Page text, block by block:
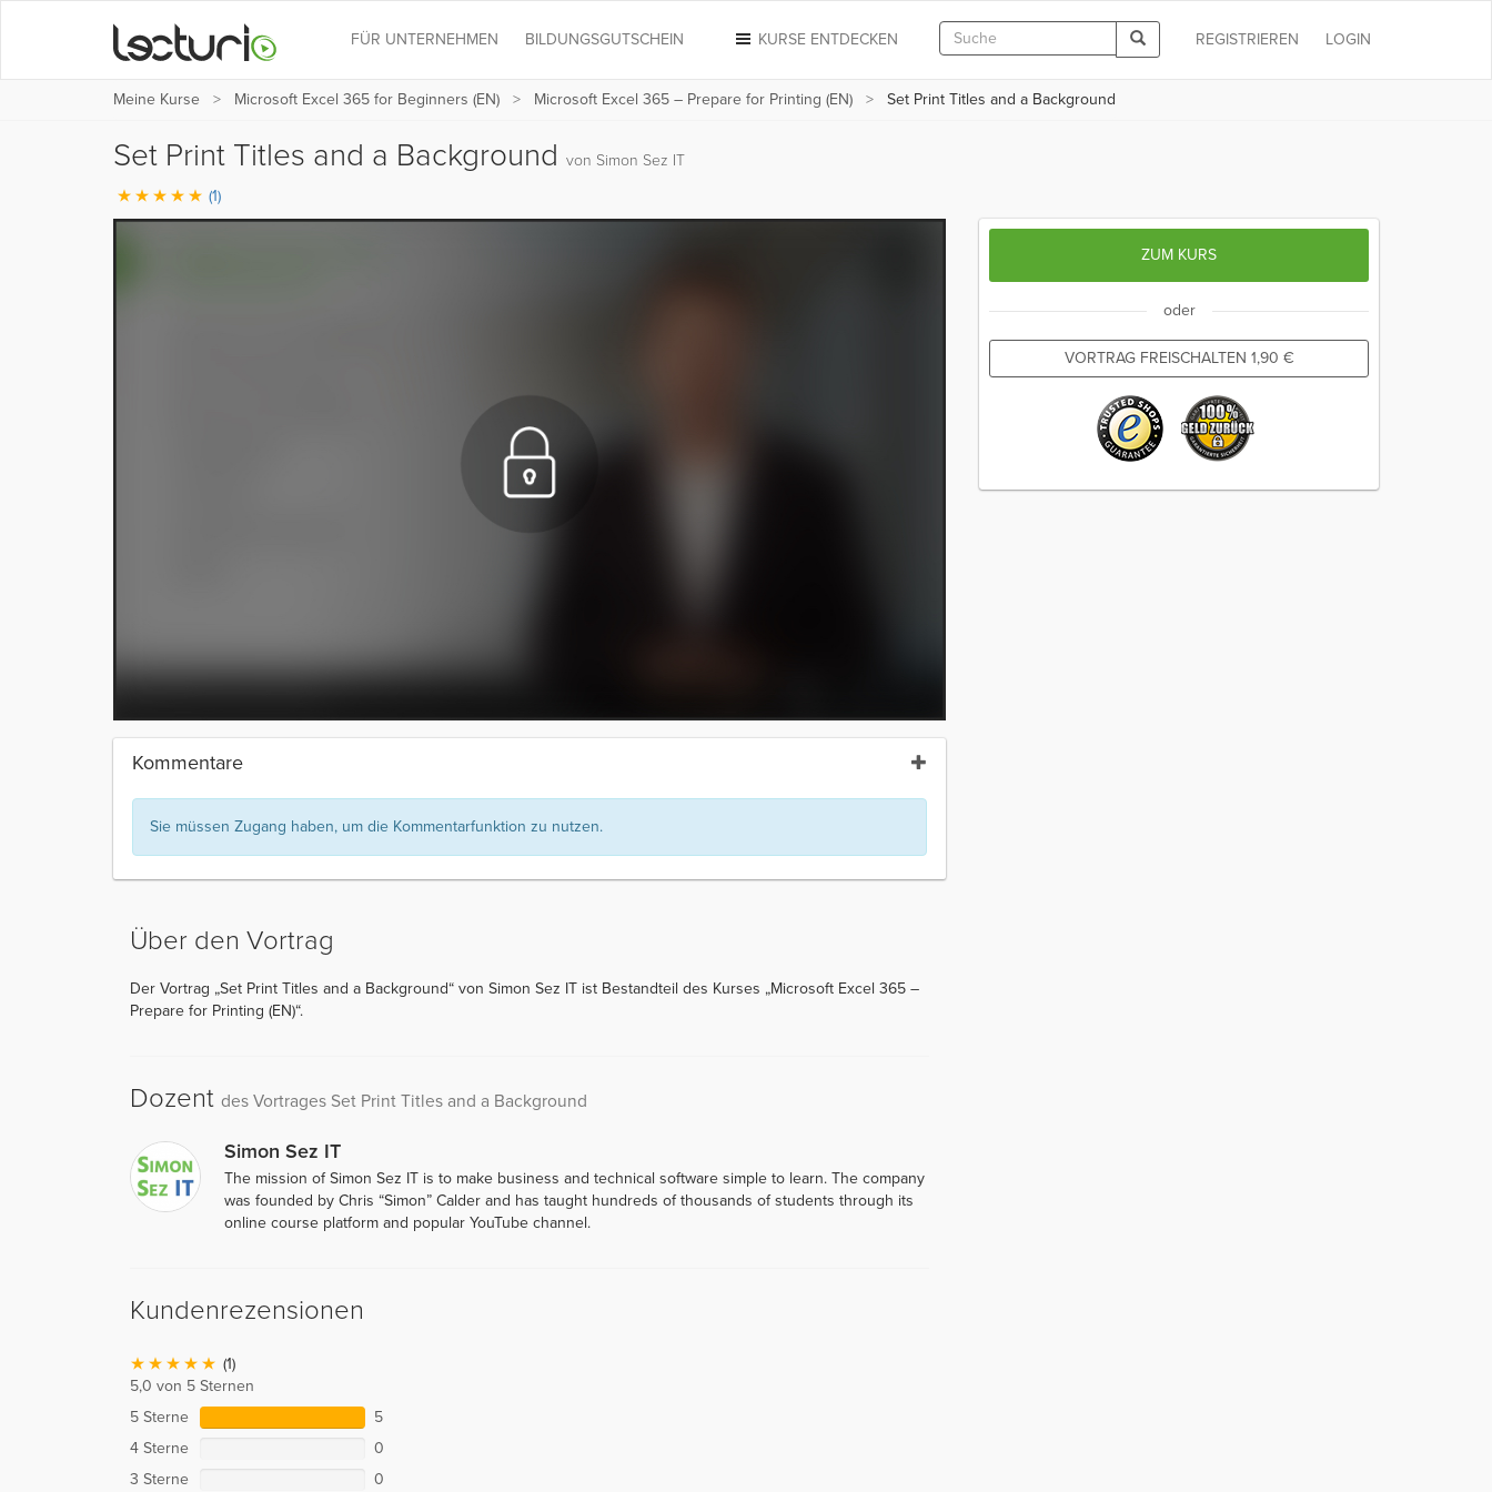
LOGIN
REGISTRIEREN
KURSE ENTDECKEN
FÜR UNTERNEHMEN BILDUNGSGUTSCHEIN
Meine Kurse Microsoft Excel 365 for Beginners (EN) Microsoft Excel 365 – Prepare for Printing (EN) Set Print Titles and a Background
Set Print Titles and a Background von Simon Sez IT
(1)
Kommentare
Sie müssen Zugang haben, um die Kommentarfunktion zu nutzen.
Über den Vortrag
Der Vortrag „Set Print Titles and a Background“ von Simon Sez IT ist Bestandteil des Kurses „Microsoft Excel 365 –
Prepare for Printing (EN)“.
Dozent des Vortrages Set Print Titles and a Background
Simon Sez IT
The mission of Simon Sez IT is to make business and technical software simple to learn. The company
was founded by Chris “Simon” Calder and has taught hundreds of thousands of students through its
online course platform and popular YouTube channel.
Kundenrezensionen
(1)
5,0 von 5 Sternen
5 Sterne
5
4 Sterne
0
3 Sterne
0
ZUM KURS
oder
VORTRAG FREISCHALTEN 1,90 €